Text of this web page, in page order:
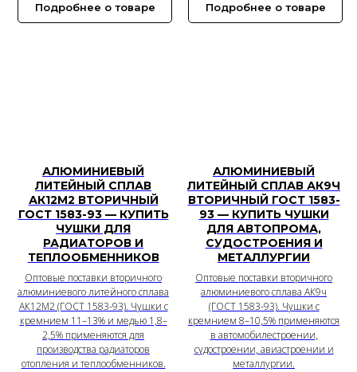
Подробнее о товаре Подробнее о товаре
АЛЮМИНИЕВЫЙ
ЛИТЕЙНЫЙ СПЛАВ
АК12М2 ВТОРИЧНЫЙ
ГОСТ 1583-93 — КУПИТЬ
ЧУШКИ ДЛЯ
РАДИАТОРОВ И
ТЕПЛООБМЕННИКОВ
Оптовые поставки вторичного
алюминиевого литейного сплава
АК12М2 (ГОСТ 1583-93). Чушки с
кремнием 11–13% и медью 1,8–
2,5% применяются для
производства радиаторов
отопления и теплообменников.
АЛЮМИНИЕВЫЙ
ЛИТЕЙНЫЙ СПЛАВ АК9Ч
ВТОРИЧНЫЙ ГОСТ 1583-
93 — КУПИТЬ ЧУШКИ
ДЛЯ АВТОПРОМА,
СУДОСТРОЕНИЯ И
МЕТАЛЛУРГИИ
Оптовые поставки вторичного
алюминиевого сплава АК9ч
(ГОСТ 1583-93). Чушки с
кремнием 8–10,5% применяются
в автомобилестроении,
судостроении, авиастроении и
металлургии.